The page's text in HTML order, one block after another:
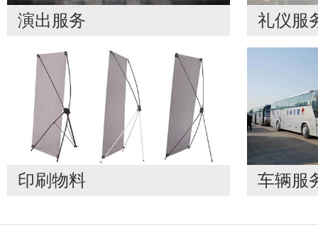
演出服务 礼仪服
印刷物料 车辆服